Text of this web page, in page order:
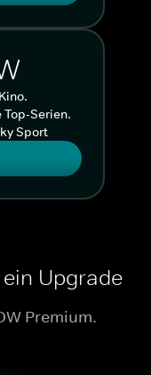
Serien.
Sport
Upgrade
Premium.